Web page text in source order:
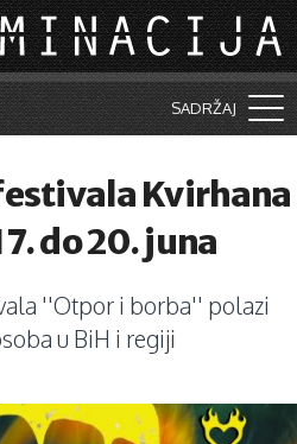
SADRŽAJ
Kvirhana
do 20. juna
''Otpor i borba'' polazi
u BiH i regiji